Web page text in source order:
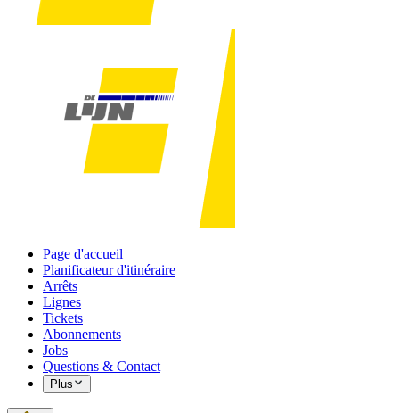
Page d'accueil
Planificateur d'itinéraire
Arrêts
Lignes
Tickets
Abonnements
Jobs
Questions & Contact
Plus